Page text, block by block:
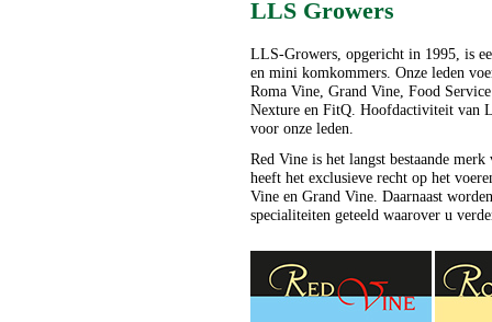
LLS Growers
LLS-Growers, opgericht in 1995, is
en mini komkommers. Onze leden
Roma Vine, Grand Vine, Food
Nexture en FitQ. Hoofdactiviteit van
voor onze leden.
Red Vine is het langst bestaande
heeft het exclusieve recht op het
Vine en Grand Vine. Daarnaast
specialiteiten geteeld waarover u